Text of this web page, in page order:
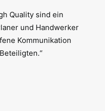
Quality sind ein
und Handwerker
Kommunikation